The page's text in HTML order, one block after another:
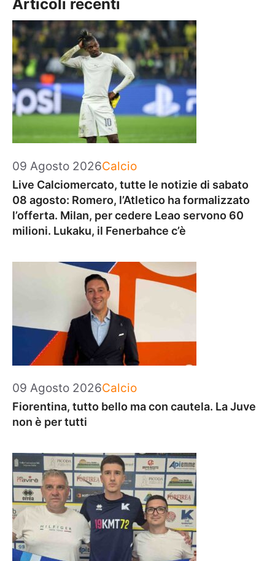
Articoli recenti
09 Agosto 2026Categorie
Calcio
Live Calciomercato, tutte le notizie di sabato
08 agosto: Romero, l’Atletico ha formalizzato
l’offerta. Milan, per cedere Leao servono 60
milioni. Lukaku, il Fenerbahce c’è
09 Agosto 2026Categorie
Calcio
Fiorentina, tutto bello ma con cautela. La Juve
non è per tutti